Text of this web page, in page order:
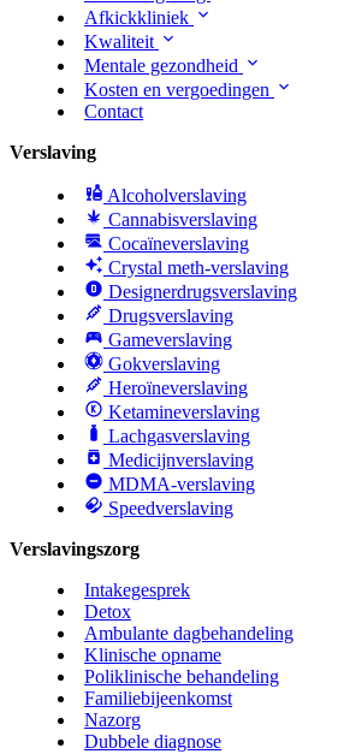
Afkickkliniek
Kwaliteit
Mentale gezondheid
Kosten en vergoedingen
Contact
Verslaving
Alcoholverslaving
Cannabisverslaving
Cocaïneverslaving
Crystal meth-verslaving
Designerdrugsverslaving
Drugsverslaving
Gameverslaving
Gokverslaving
Heroïneverslaving
Ketamineverslaving
Lachgasverslaving
Medicijnverslaving
MDMA-verslaving
Speedverslaving
Verslavingszorg
Intakegesprek
Detox
Ambulante dagbehandeling
Klinische opname
Poliklinische behandeling
Familiebijeenkomst
Nazorg
Dubbele diagnose